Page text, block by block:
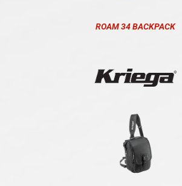
ROAM 34 BACKPACK